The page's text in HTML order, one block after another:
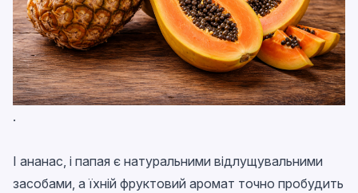
.
І ананас, і папая є натуральними відлущувальними
засобами, а їхній фруктовий аромат точно пробудить